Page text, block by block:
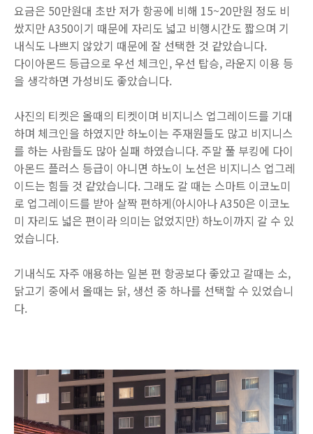
요금은 50만원대 초반 저가 항공에 비해 15~20만원 정도 비
쌌지만 A350이기 때문에 자리도 넓고 비행시간도 짧으며 기
내식도 나쁘지 않았기 때문에 잘 선택한 것 같았습니다.
다이아몬드 등급으로 우선 체크인, 우선 탑승, 라운지 이용 등
을 생각하면 가성비도 좋았습니다.
사진의 티켓은 올때의 티켓이며 비지니스 업그레이드를 기대
하며 체크인을 하였지만 하노이는 주재원들도 많고 비지니스
를 하는 사람들도 많아 실패 하였습니다. 주말 풀 부킹에 다이
아몬드 플러스 등급이 아니면 하노이 노선은 비지니스 업그레
이드는 힘들 것 같았습니다. 그래도 갈 때는 스마트 이코노미
로 업그레이드를 받아 살짝 편하게(아시아나 A350은 이코노
미 자리도 넓은 편이라 의미는 없었지만) 하노이까지 갈 수 있
었습니다.
기내식도 자주 애용하는 일본 편 항공보다 좋았고 갈때는 소,
닭고기 중에서 올때는 닭, 생선 중 하나를 선택할 수 있었습니
다.